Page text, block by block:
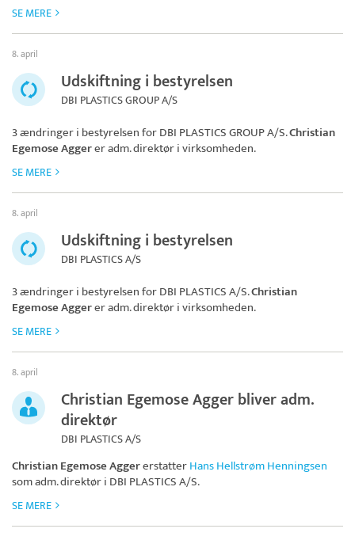
SE MERE
8. april
Udskiftning i bestyrelsen
DBI PLASTICS GROUP A/S
3 ændringer i bestyrelsen forDBI PLASTICS GROUP A/S.Christian
Egemose Aggerer adm. direktør i virksomheden.
SE MERE
8. april
Udskiftning i bestyrelsen
DBI PLASTICS A/S
3 ændringer i bestyrelsen forDBI PLASTICS A/S.Christian
Egemose Aggerer adm. direktør i virksomheden.
SE MERE
8. april
Christian Egemose Agger bliver adm.
direktør
DBI PLASTICS A/S
Christian Egemose AggererstatterHans Hellstrøm Henningsen
som adm. direktør i DBI PLASTICS A/S.
SE MERE